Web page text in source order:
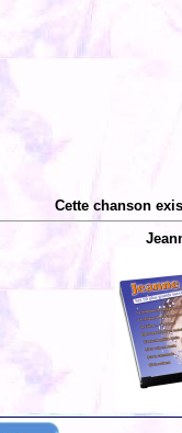
Cette chanson